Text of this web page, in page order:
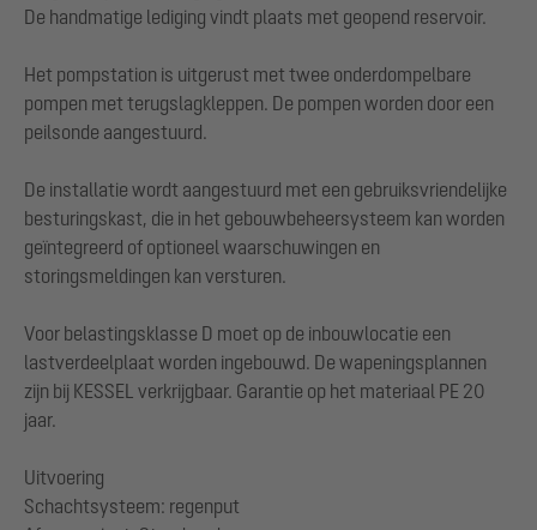
De handmatige lediging vindt plaats met geopend reservoir.
Het pompstation is uitgerust met twee onderdompelbare
pompen met terugslagkleppen. De pompen worden door een
peilsonde aangestuurd.
De installatie wordt aangestuurd met een gebruiksvriendelijke
besturingskast, die in het gebouwbeheersysteem kan worden
geïntegreerd of optioneel waarschuwingen en
storingsmeldingen kan versturen.
Voor belastingsklasse D moet op de inbouwlocatie een
lastverdeelplaat worden ingebouwd. De wapeningsplannen
zijn bij KESSEL verkrijgbaar. Garantie op het materiaal PE 20
jaar.
Uitvoering
Schachtsysteem: regenput